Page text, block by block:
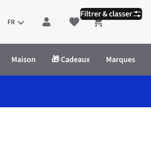
FR Shopping cart
Maison 🎁 Cadeaux Marques
Filtrer & classer